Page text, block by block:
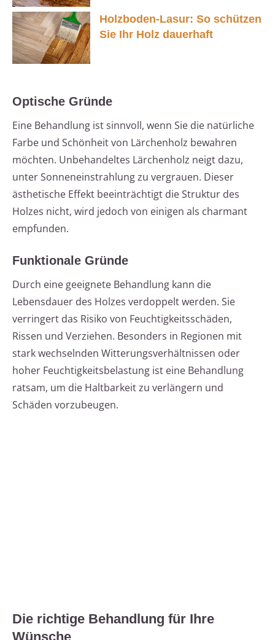
Holzboden-Lasur: So schützen
Sie Ihr Holz dauerhaft
Optische Gründe
Eine Behandlung ist sinnvoll, wenn Sie die natürliche
Farbe und Schönheit von Lärchenholz bewahren
möchten. Unbehandeltes Lärchenholz neigt dazu,
unter Sonneneinstrahlung zu vergrauen. Dieser
ästhetische Effekt beeinträchtigt die Struktur des
Holzes nicht, wird jedoch von einigen als charmant
empfunden.
Funktionale Gründe
Durch eine geeignete Behandlung kann die
Lebensdauer des Holzes verdoppelt werden. Sie
verringert das Risiko von Feuchtigkeitsschäden,
Rissen und Verziehen. Besonders in Regionen mit
stark wechselnden Witterungsverhältnissen oder
hoher Feuchtigkeitsbelastung ist eine Behandlung
ratsam, um die Haltbarkeit zu verlängern und
Schäden vorzubeugen.
Die richtige Behandlung für Ihre
Wünsche